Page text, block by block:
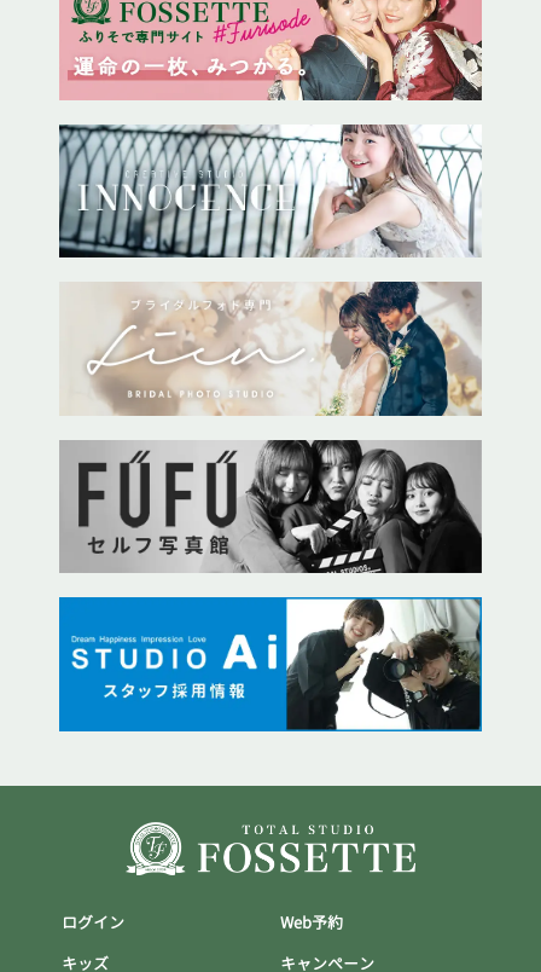
ログイン
キッズ
Web予約
キャンぺーン